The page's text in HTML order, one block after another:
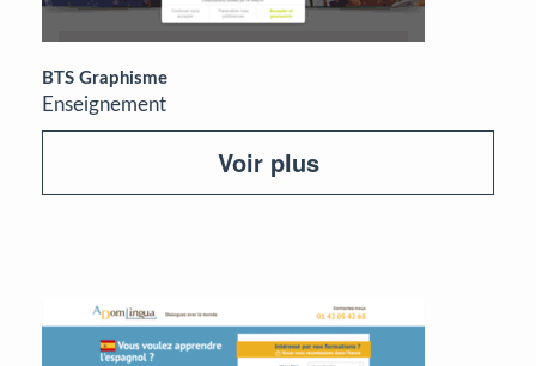
BTS Graphisme
Enseignement
Voir plus